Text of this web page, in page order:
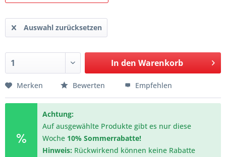
Auswahl zurücksetzen
In den Warenkorb
Merken Bewerten Empfehlen
Achtung:
Auf ausgewählte Produkte gibt es nur diese
Woche 10% Sommerrabatte!
Hinweis: Rückwirkend können keine Rabatte